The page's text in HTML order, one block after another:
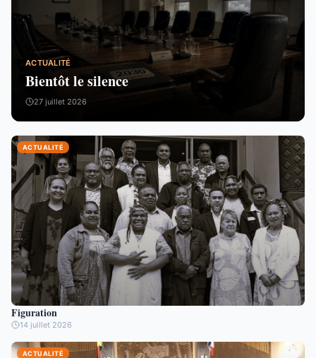
ACTUALITÉ
Bientôt le silence
27 juillet 2026
ACTUALITÉ
Figuration
14 juillet 2026
ACTUALITÉ